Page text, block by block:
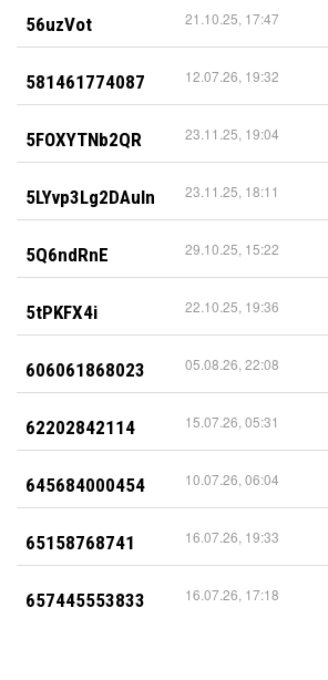
56uzVot 21.10.25, 17:47
581461774087 12.07.26, 19:32
5FOXYTNb2QR 23.11.25, 19:04
5LYvp3Lg2DAuIn 23.11.25, 18:11
5Q6ndRnE 29.10.25, 15:22
5tPKFX4i 22.10.25, 19:36
606061868023 05.08.26, 22:08
62202842114 15.07.26, 05:31
645684000454 10.07.26, 06:04
65158768741 16.07.26, 19:33
657445553833 16.07.26, 17:18